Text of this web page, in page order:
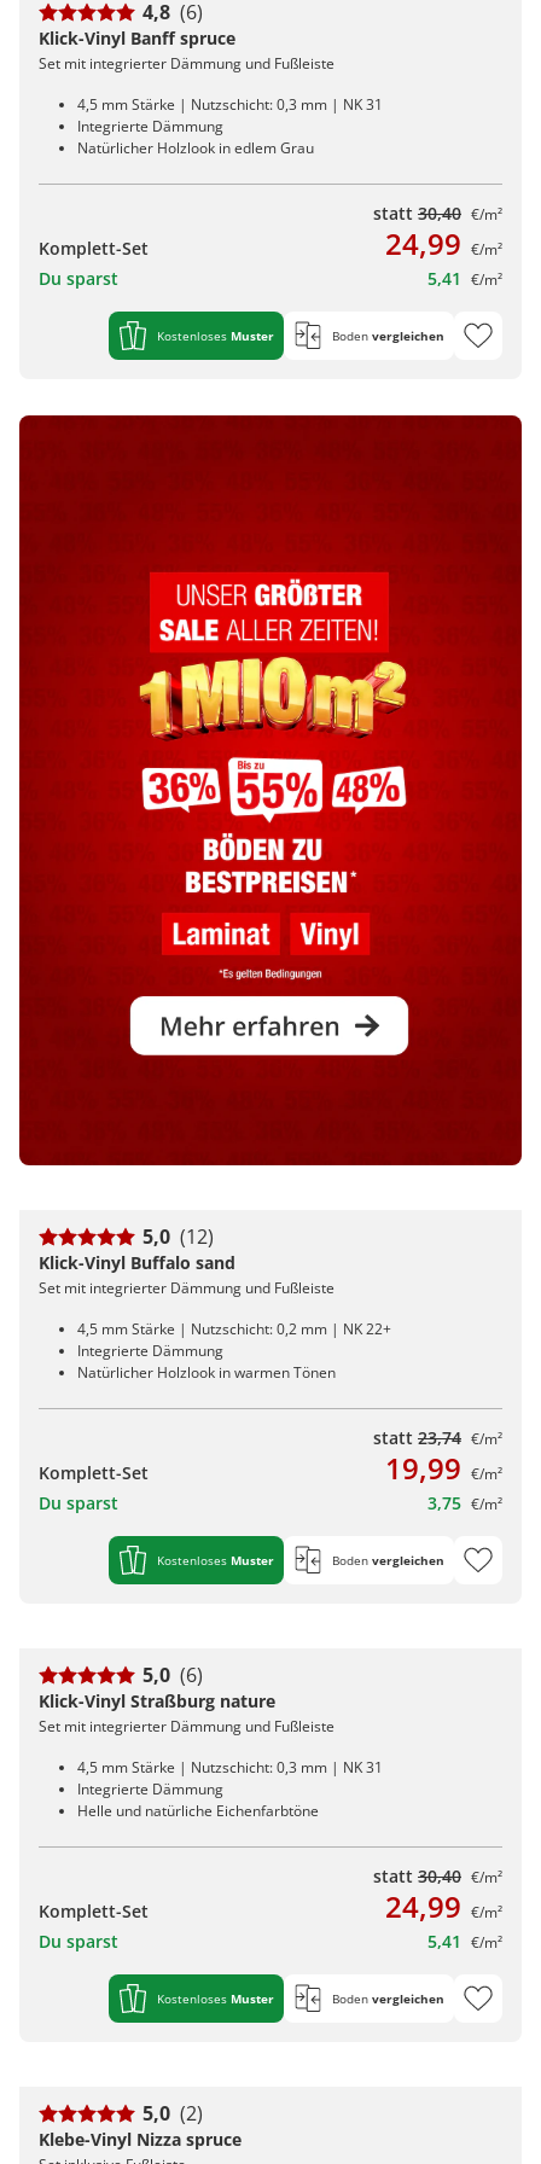
4,8 (6)
Klick-Vinyl Banff spruce
Set mit integrierter Dämmung und Fußleiste
4,5 mm Stärke | Nutzschicht: 0,3 mm | NK 31
Integrierte Dämmung
Natürlicher Holzlook in edlem Grau
statt 30,40 €/m²
Komplett-Set 24,99 €/m²
Du sparst 5,41 €/m²
Kostenloses Muster Boden vergleichen
5,0 (12)
Klick-Vinyl Buffalo sand
Set mit integrierter Dämmung und Fußleiste
4,5 mm Stärke | Nutzschicht: 0,2 mm | NK 22+
Integrierte Dämmung
Natürlicher Holzlook in warmen Tönen
statt 23,74 €/m²
Komplett-Set 19,99 €/m²
Du sparst 3,75 €/m²
Kostenloses Muster Boden vergleichen
5,0 (6)
Klick-Vinyl Straßburg nature
Set mit integrierter Dämmung und Fußleiste
4,5 mm Stärke | Nutzschicht: 0,3 mm | NK 31
Integrierte Dämmung
Helle und natürliche Eichenfarbtöne
statt 30,40 €/m²
Komplett-Set 24,99 €/m²
Du sparst 5,41 €/m²
Kostenloses Muster Boden vergleichen
5,0 (2)
Klebe-Vinyl Nizza spruce